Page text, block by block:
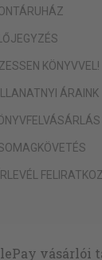
KÖNYVVEL!
ÁRAINK